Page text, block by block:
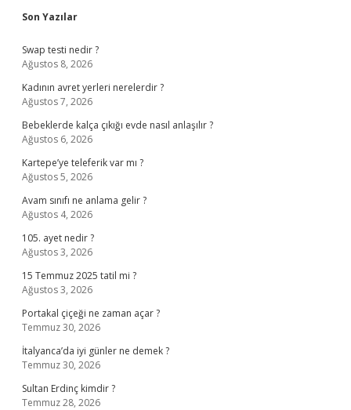
Sidebar
Son Yazılar
Swap testi nedir ?
Ağustos 8, 2026
Kadının avret yerleri nerelerdir ?
Ağustos 7, 2026
Bebeklerde kalça çıkığı evde nasıl anlaşılır ?
Ağustos 6, 2026
Kartepe’ye teleferik var mı ?
Ağustos 5, 2026
Avam sınıfı ne anlama gelir ?
Ağustos 4, 2026
105. ayet nedir ?
Ağustos 3, 2026
15 Temmuz 2025 tatil mi ?
Ağustos 3, 2026
Portakal çiçeği ne zaman açar ?
Temmuz 30, 2026
İtalyanca’da iyi günler ne demek ?
Temmuz 30, 2026
Sultan Erdinç kimdir ?
Temmuz 28, 2026